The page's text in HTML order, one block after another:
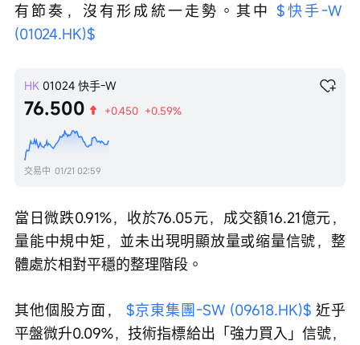
有節奏，沒有形成統一走勢。其中 $快手-W
(01024.HK)$
HK 01024 快手-W
76.500 +0.450 +0.59%
交易中 01/21 02:59
當日微跌0.91%，收於76.05元，成交額16.21億元，
量能中規中矩，並未出現明顯放量或缩量信號，整
體處於相對平穩的整理階段。
其他個股方面， $京東集團-SW (09618.HK)$ 近乎
平盤微升0.09%，技術指標給出「強力買入」信號，